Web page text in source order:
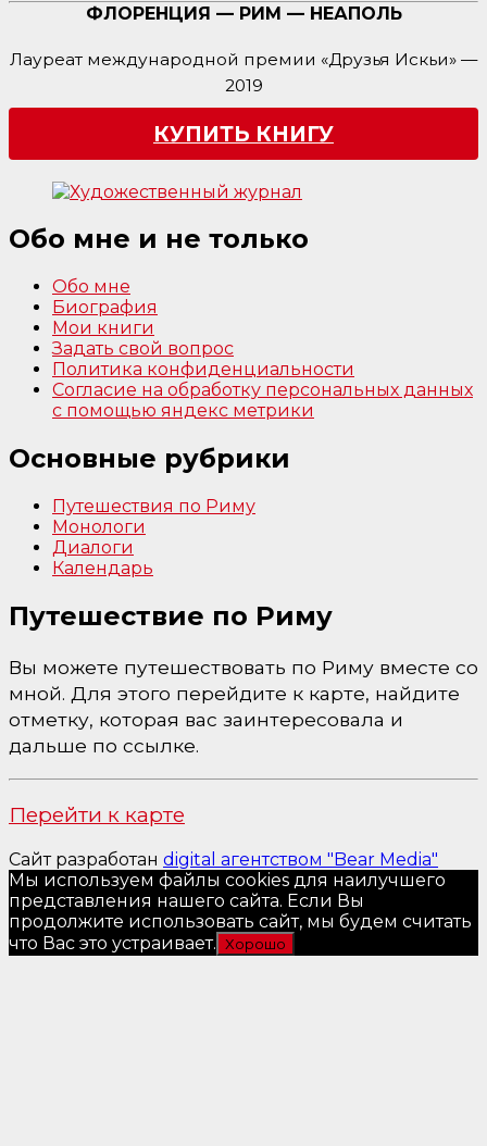
ФЛОРЕНЦИЯ — РИМ — НЕАПОЛЬ
Лауреат международной премии «Друзья Искьи» —
2019
КУПИТЬ КНИГУ
Обо мне и не только
Обо мне
Биография
Мои книги
Задать свой вопрос
Политика конфиденциальности
Согласие на обработку персональных данных
с помощью яндекс метрики
Основные рубрики
Путешествия по Риму
Монологи
Диалоги
Календарь
Путешествие по Риму
Вы можете путешествовать по Риму вместе со
мной. Для этого перейдите к карте, найдите
отметку, которая вас заинтересовала и
дальше по ссылке.
Перейти к карте
Сайт разработан digital агентством "Bear Media"
Мы используем файлы cookies для наилучшего
представления нашего сайта. Если Вы
продолжите использовать сайт, мы будем считать
что Вас это устраивает. Хорошо